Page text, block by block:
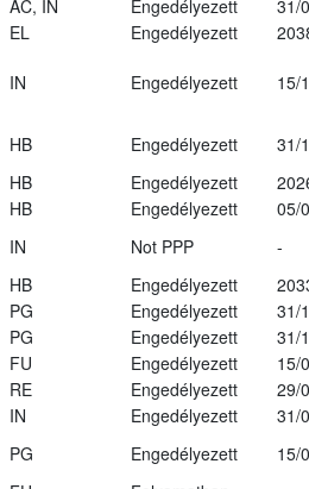
AC, IN Engedélyezett
31/
EL Engedélyezett
IN Engedélyezett 15/
HB Engedélyezett
31/
HB Engedélyezett
HB Engedélyezett
05/
IN Not PPP
-
HB Engedélyezett
PG Engedélyezett
31/
PG Engedélyezett
31/
FU Engedélyezett
15/
RE Engedélyezett
29/
IN Engedélyezett
31/
PG Engedélyezett
15/